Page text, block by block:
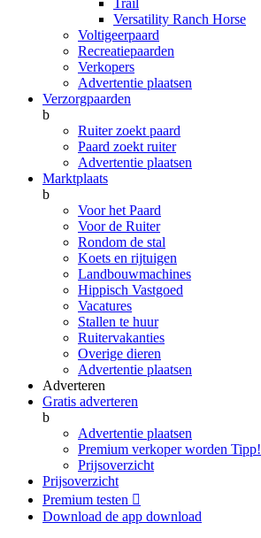
Trail
Versatility Ranch Horse
Voltigeerpaard
Recreatiepaarden
Verkopers
Advertentie plaatsen
Verzorgpaarden
b
Ruiter zoekt paard
Paard zoekt ruiter
Advertentie plaatsen
Marktplaats
b
Voor het Paard
Voor de Ruiter
Rondom de stal
Koets en rijtuigen
Landbouwmachines
Hippisch Vastgoed
Vacatures
Stallen te huur
Ruitervakanties
Overige dieren
Advertentie plaatsen
Adverteren
Gratis adverteren
b
Advertentie plaatsen
Premium verkoper worden Tipp!
Prijsoverzicht
Prijsoverzicht
Premium testen 
Download de app download